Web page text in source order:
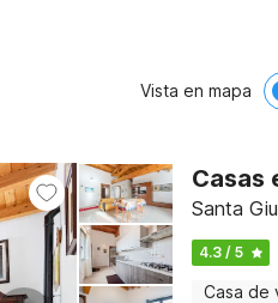
Vista en mapa
Casas
Santa
4.3 / 5
Casa de